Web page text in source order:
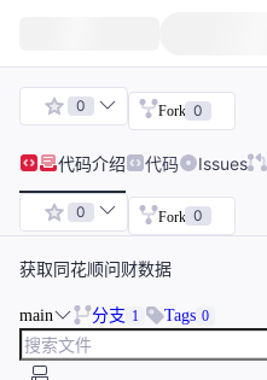
0 Fork 0
代码介绍 代码 Issues
0 Fork 0
获取同花顺问财数据
main 分支 1 Tags 0